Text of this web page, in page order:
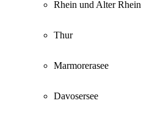
Rhein und Alter Rhein
Thur
Marmorerasee
Davosersee